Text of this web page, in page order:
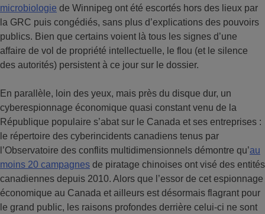
microbiologie de Winnipeg ont été escortés hors des lieux par
la GRC puis congédiés, sans plus d’explications des pouvoirs
publics. Bien que certains voient là tous les signes d’une
affaire de vol de propriété intellectuelle, le flou (et le silence
des autorités) persistent à ce jour sur le dossier.
En parallèle, loin des yeux, mais près du disque dur, un
cyberespionnage économique quasi constant venu de la
République populaire s’abat sur le Canada et ses entreprises :
le répertoire des cyberincidents canadiens tenus par
l’Observatoire des conflits multidimensionnels démontre qu’au
moins 20 campagnes de piratage chinoises ont visé des entités
canadiennes depuis 2010. Alors que l’essor de cet espionnage
économique au Canada et ailleurs est désormais flagrant pour
le grand public, les raisons profondes derrière celui-ci ne sont